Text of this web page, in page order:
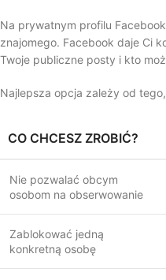
Na prywatnym profilu
znajomego. Facebook daje Ci
Twoje publiczne posty i kto
Najlepsza opcja zależy od
CO CHCESZ ZROBIĆ?
Nie pozwalać obcym
osobom na obserwowanie
Zablokować jedną
konkretną osobę